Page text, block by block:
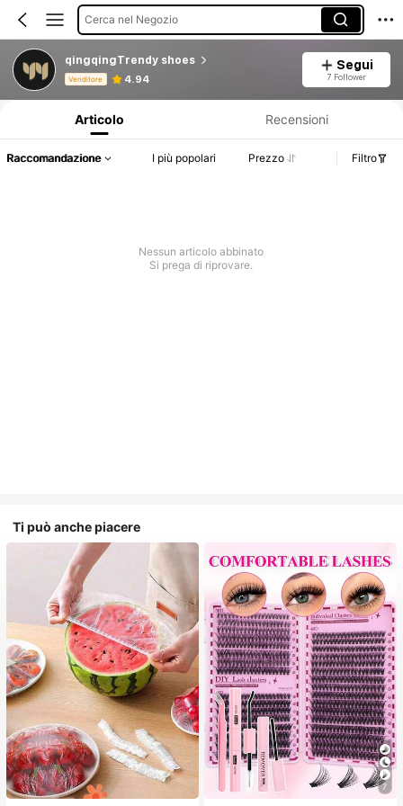
Cerca nel Negozio
qingqingTrendy shoes
Venditore 4.94
Segui
7 Follower
Articolo Recensioni
Raccomandazione I più popolari Prezzo Filtro
Nessun articolo abbinato
Si prega di riprovare.
Ti può anche piacere
7